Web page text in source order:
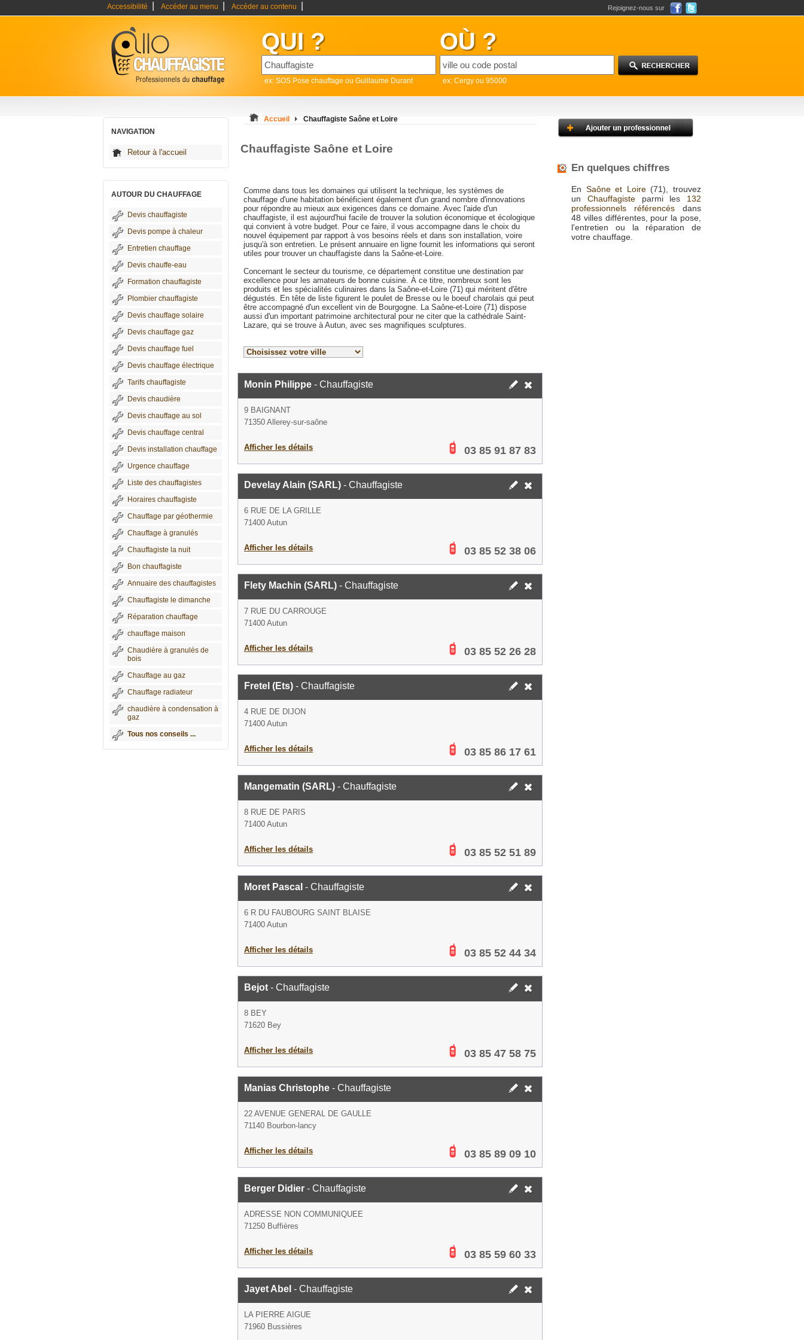
Accessibilité Accéder au menu Accéder au contenu Rejoignez-nous sur
QUI ?
ex: SOS Pose chauffage ou Guillaume Durant
OÙ ?
ex: Cergy ou 95000
NAVIGATION
Retour à l'accueil
AUTOUR DU CHAUFFAGE
Devis chauffagiste
Devis pompe à chaleur
Entretien chauffage
Devis chauffe-eau
Formation chauffagiste
Plombier chauffagiste
Devis chauffage solaire
Devis chauffage gaz
Devis chauffage fuel
Devis chauffage électrique
Tarifs chauffagiste
Devis chaudière
Devis chauffage au sol
Devis chauffage central
Devis installation chauffage
Urgence chauffage
Liste des chauffagistes
Horaires chauffagiste
Chauffage par géothermie
Chauffage à granulés
Chauffagiste la nuit
Bon chauffagiste
Annuaire des chauffagistes
Chauffagiste le dimanche
Réparation chauffage
chauffage maison
Chaudière à granulés de
bois
Chauffage au gaz
Chauffage radiateur
chaudière à condensation à
gaz
Tous nos conseils ...
Accueil Chauffagiste Saône et Loire
Chauffagiste Saône et Loire
Comme dans tous les domaines qui utilisent la technique, les systèmes de
chauffage d'une habitation bénéficient également d'un grand nombre d'innovations
pour répondre au mieux aux exigences dans ce domaine. Avec l'aide d'un
chauffagiste, il est aujourd'hui facile de trouver la solution économique et écologique
qui convient à votre budget. Pour ce faire, il vous accompagne dans le choix du
nouvel équipement par rapport à vos besoins réels et dans son installation, voire
jusqu'à son entretien. Le présent annuaire en ligne fournit les informations qui seront
utiles pour trouver un chauffagiste dans la Saône-et-Loire.
Concernant le secteur du tourisme, ce département constitue une destination par
excellence pour les amateurs de bonne cuisine. À ce titre, nombreux sont les
produits et les spécialités culinaires dans la Saône-et-Loire (71) qui méritent d'être
dégustés. En tête de liste figurent le poulet de Bresse ou le boeuf charolais qui peut
être accompagné d'un excellent vin de Bourgogne. La Saône-et-Loire (71) dispose
aussi d'un important patrimoine architectural pour ne citer que la cathédrale Saint-
Lazare, qui se trouve à Autun, avec ses magnifiques sculptures.
Monin Philippe - Chauffagiste
9 BAIGNANT
71350 Allerey-sur-saône
Afficher les détails 03 85 91 87 83
Develay Alain (SARL) - Chauffagiste
6 RUE DE LA GRILLE
71400 Autun
Afficher les détails 03 85 52 38 06
Flety Machin (SARL) - Chauffagiste
7 RUE DU CARROUGE
71400 Autun
Afficher les détails 03 85 52 26 28
Fretel (Ets) - Chauffagiste
4 RUE DE DIJON
71400 Autun
Afficher les détails 03 85 86 17 61
Mangematin (SARL) - Chauffagiste
8 RUE DE PARIS
71400 Autun
Afficher les détails 03 85 52 51 89
Moret Pascal - Chauffagiste
6 R DU FAUBOURG SAINT BLAISE
71400 Autun
Afficher les détails 03 85 52 44 34
Bejot - Chauffagiste
8 BEY
71620 Bey
Afficher les détails 03 85 47 58 75
Manias Christophe - Chauffagiste
22 AVENUE GENERAL DE GAULLE
71140 Bourbon-lancy
Afficher les détails 03 85 89 09 10
Berger Didier - Chauffagiste
ADRESSE NON COMMUNIQUEE
71250 Buffières
Afficher les détails 03 85 59 60 33
Jayet Abel - Chauffagiste
LA PIERRE AIGUE
71960 Bussières
En quelques chiffres
En Saône et Loire(71), trouvez
un Chauffagisteparmi les 132
professionnels référencés dans
48 villes différentes, pour la pose,
l'entretien ou la réparation de
votre chauffage.